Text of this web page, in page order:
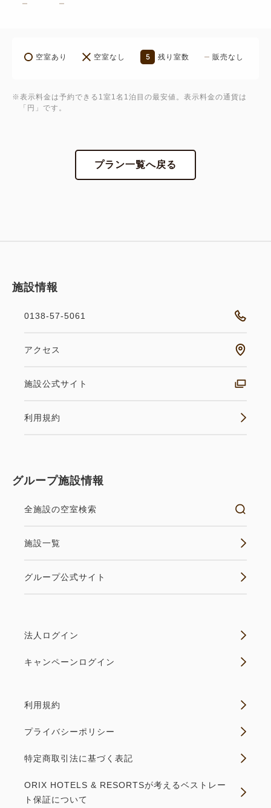
焼き立てパンや彩り豊かなサラダ、各種デザートま
お届けいたします。
※お食事内容は仕入れ状況によりやむを得ず急遽変更
となる場合もございます。
※食物アレルギーをお持ちのお客様用メニューの作
ど、
居続けたくなるような心地よい空間でリラックスして
※男女時間入替制となります。
税を現地にてお支払いいただきます。（2026年4月1
当館ご宿泊のみなさまにも現地にて宿泊税をお支払い
20,000円未満：200円
50,000円以上100,000円未満：1,000円
収させていただく料金です。
宿泊税や入湯税の制度および税額等の詳細につきまし
ご理解とご協力のほどよろしくお願い申し上げます。
【ホテル万惣のおもてなし】
●館内設備●
でご利用できます。
・暖炉ラウンジ ゆったりと読書を楽しむこともで
空室あり 空室なし 5 残り室数 販売なし
※表示料金は予約できる1室1名1泊目の最安値。表示料金の通貨は
「円」です。
プラン一覧へ戻る
施設情報
0138-57-5061
アクセス
施設公式サイト
利用規約
グループ施設情報
全施設の空室検索
施設一覧
グループ公式サイト
法人ログイン
キャンペーンログイン
利用規約
プライバシーポリシー
特定商取引法に基づく表記
ORIX HOTELS & RESORTSが考えるベストレー
ト保証について